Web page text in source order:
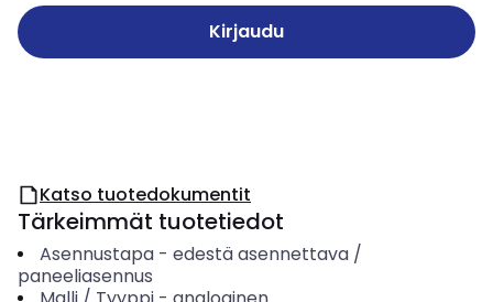
Kirjaudu
Katso tuotedokumentit
Tärkeimmät tuotetiedot
Asennustapa- edestä asennettava /
paneeliasennus